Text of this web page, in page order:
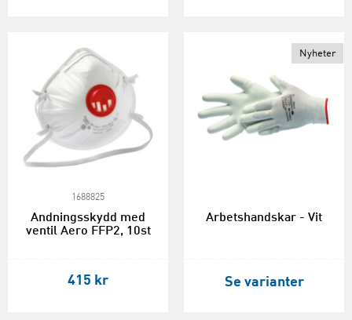
1688825
Andningsskydd med
ventil Aero FFP2, 10st
415 kr
Nyheter
Arbets­handskar - Vit
Se varianter